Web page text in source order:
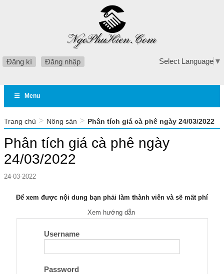
Đăng kí Đăng nhập Select Language ▼
Menu
Trang chủ > Nông sản > Phân tích giá cà phê ngày 24/03/2022
Phân tích giá cà phê ngày
24/03/2022
24-03-2022
Để xem được nội dung bạn phải làm thành viên và sẽ mất phí
Xem hướng dẫn
Username
Password